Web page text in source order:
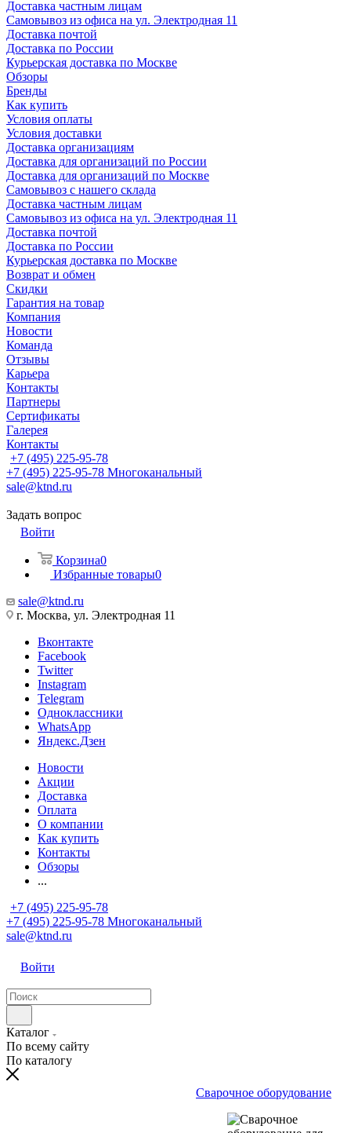
Доставка частным лицам
Самовывоз из офиса на ул. Электродная 11
Доставка почтой
Доставка по России
Курьерская доставка по Москве
Обзоры
Бренды
Как купить
Условия оплаты
Условия доставки
Доставка организациям
Доставка для организаций по России
Доставка для организаций по Москве
Самовывоз с нашего склада
Доставка частным лицам
Самовывоз из офиса на ул. Электродная 11
Доставка почтой
Доставка по России
Курьерская доставка по Москве
Возврат и обмен
Скидки
Гарантия на товар
Компания
Новости
Команда
Отзывы
Карьера
Контакты
Партнеры
Сертификаты
Галерея
Контакты
+7 (495) 225-95-78
+7 (495) 225-95-78 Многоканальный
sale@ktnd.ru
Задать вопрос
Войти
Корзина0
Избранные товары0
sale@ktnd.ru
г. Москва, ул. Электродная 11
Вконтакте
Facebook
Twitter
Instagram
Telegram
Одноклассники
WhatsApp
Яндекс.Дзен
Новости
Акции
Доставка
Оплата
О компании
Как купить
Контакты
Обзоры
...
+7 (495) 225-95-78
+7 (495) 225-95-78 Многоканальный
sale@ktnd.ru
Войти
Каталог
По всему сайту
По каталогу
Сварочное оборудование